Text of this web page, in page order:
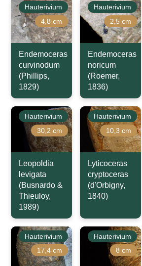
Hauterivium
4,8 cm
Endemoceras
curvinodum
(Phillips,
1829)
Hauterivium
2,5 cm
Endemoceras
noricum
(Roemer,
1836)
Hauterivium
30,2 cm
Leopoldia
levigata
(Busnardo &
Thieuloy,
1989)
Hauterivium
10,3 cm
Lyticoceras
cryptoceras
(d'Orbigny,
1840)
Hauterivium
17,4 cm
Hauterivium
8 cm